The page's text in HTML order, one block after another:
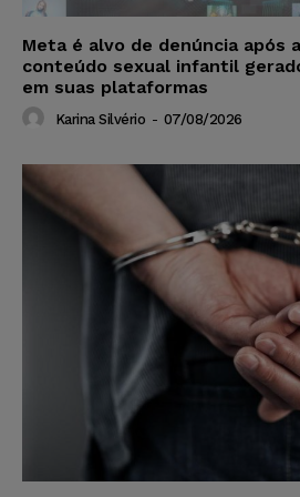
Meta é alvo de denúncia após
conteúdo sexual infantil
em suas plataformas
Karina Silvério - 07/08/2026